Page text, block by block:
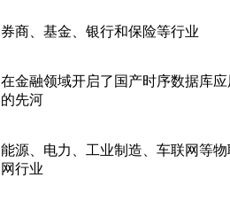
券商、基金、银行和保险等行业
在金融领域开启了国产时序数据库应
的先河
能源、电力、工业制造、车联网等物
网行业